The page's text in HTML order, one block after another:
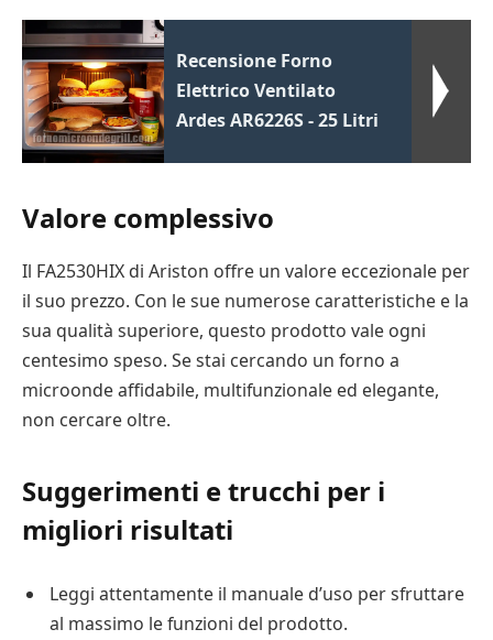
Recensione Forno
Elettrico Ventilato
Ardes AR6226S - 25 Litri
Valore complessivo
Il FA2530HIX di Ariston offre un valore eccezionale per
il suo prezzo. Con le sue numerose caratteristiche e la
sua qualità superiore, questo prodotto vale ogni
centesimo speso. Se stai cercando un forno a
microonde affidabile, multifunzionale ed elegante,
non cercare oltre.
Suggerimenti e trucchi per i
migliori risultati
Leggi attentamente il manuale d’uso per sfruttare
al massimo le funzioni del prodotto.